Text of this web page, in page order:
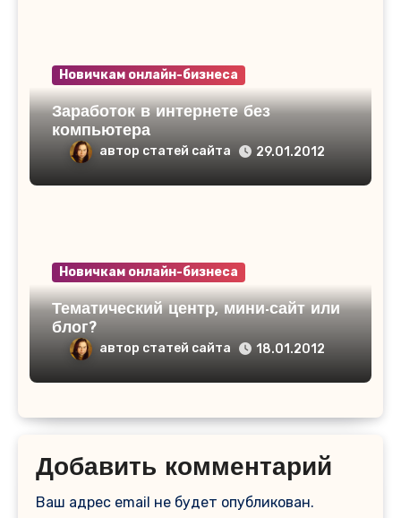
Новичкам онлайн-бизнеса
Заработок в интернете без
компьютера
автор статей сайта 29.01.2012
Новичкам онлайн-бизнеса
Тематический центр, мини-сайт или
блог?
автор статей сайта 18.01.2012
Добавить комментарий
Ваш адрес email не будет опубликован.